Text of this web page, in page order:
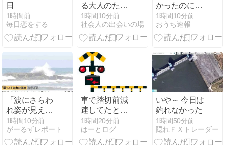
日
1時間前
毎日恋をする
る大人のため
の金沢一人飲
みスポット10
選
1時間10分前
社会人の出会いの場
かったのによ
く周りの反対
を押し切って
結婚したよ
た。特に親や
周囲には反対
されていなか
った
1時間10分前
おうち速報
「波にさらわ
れ姿が見えな
い」男性
（38）波にさ
らわれ死亡 交
1時間10分前
がーるずレポート
車で踏切前減
速してたとき
にカンカン鳴
った時に一時
停止せず通り
1時間20分前
はーとログ
いや～ 今日は
釣れなかった
1時間50分前
隠れＦＸトレーダー